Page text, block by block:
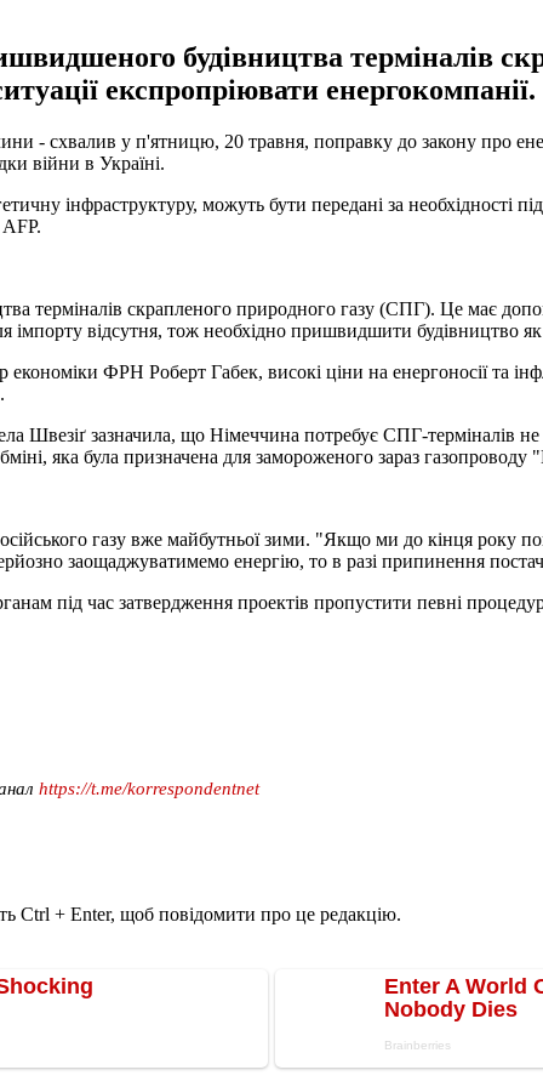
будівництва терміналів
експропріювати енергокомпанії.
- схвалив у п'ятницю, 20 травня, поправку до закону про
війни в Україні.
інфраструктуру, можуть бути передані за необхідності
терміналів скрапленого природного газу (СПГ). Це має
імпорту відсутня, тож необхідно пришвидшити будівництво
ФРН Роберт Габек, високі ціни на енергоносії та
Швезіґ зазначила, що Німеччина потребує СПГ-терміналів
яка була призначена для замороженого зараз газопроводу
газу вже майбутньої зими. "Якщо ми до кінця року
заощаджуватимемо енергію, то в разі припинення
під час затвердження проектів пропустити певні
https://t.me/korrespondentnet
Ctrl + Enter, щоб повідомити про це редакцію.